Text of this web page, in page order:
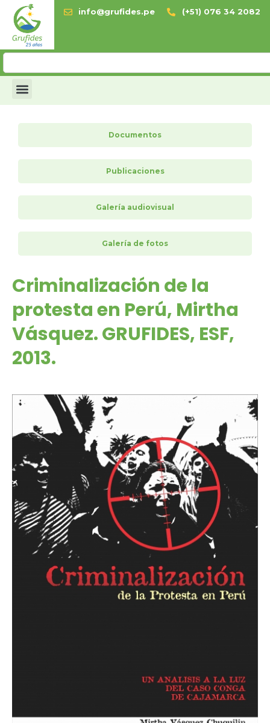
info@grufides.pe (+51) 076 34 2082
Documentos
Publicaciones
Galería audiovisual
Galería de fotos
Criminalización de la
protesta en Perú, Mirtha
Vásquez. GRUFIDES, ESF,
2013.